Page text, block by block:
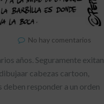
No hay comentarios
años. Seguramente exitan
cabezas cartoon,
responder a un orden